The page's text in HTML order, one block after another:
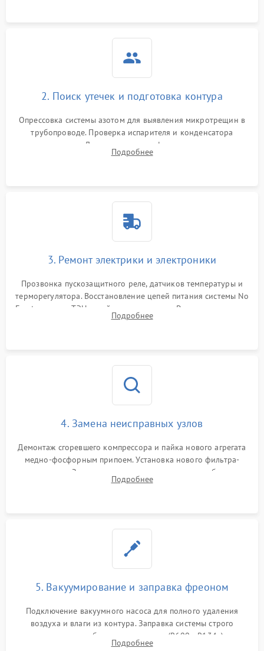
1800 ₽
2. Поиск утечек и подготовка контура
Опрессовка системы азотом для выявления микротрещин в
трубопроводе. Проверка испарителя и конденсатора
течеискателем. Демонтаж старого фильтра-осушителя и
продувка капиллярной трубки для устранения засоров.
Подробнее
3. Ремонт электрики и электроники
Прозвонка пускозащитного реле, датчиков температуры и
терморегулятора. Восстановление цепей питания системы No
Frost, включая ТЭН оттайки и вентилятор. Ремонт или замена
платы управления при сбоях алгоритмов.
Подробнее
4. Замена неисправных узлов
Демонтаж сгоревшего компрессора и пайка нового агрегата
медно-фосфорным припоем. Установка нового фильтра-
осушителя. Замена изношенных вентиляторов обдува,
сломанных заслонок или поврежденных дверных петель.
Подробнее
5. Вакуумирование и заправка фреоном
Подключение вакуумного насоса для полного удаления
воздуха и влаги из контура. Заправка системы строго
дозированным объемом хладагента (R600a, R134a) по
электронным весам. Контроль рабочего давления в системе.
Подробнее